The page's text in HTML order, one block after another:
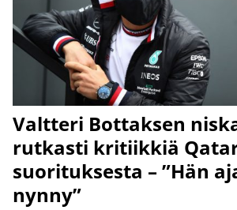
Valtteri Bottaksen
rutkasti kritiikkiä
suorituksesta – ”Hän
nynny”